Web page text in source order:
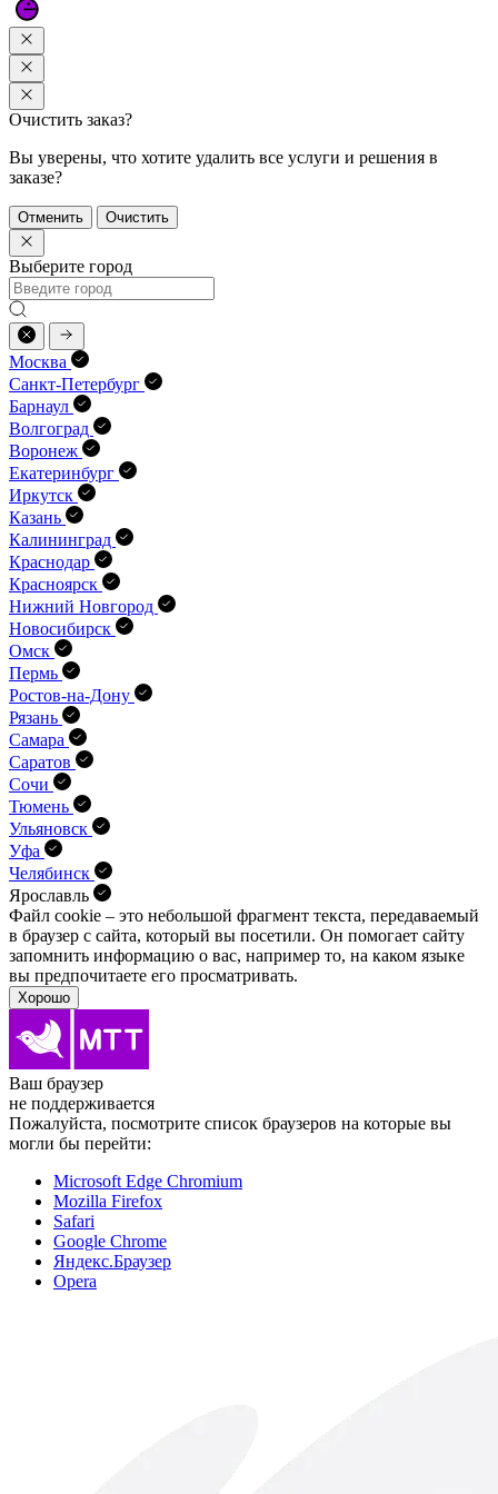
Очистить заказ?
Вы уверены, что хотите удалить все услуги и решения в
заказе?
Отменить Очистить
Выберите город
Москва
Санкт-Петербург
Барнаул
Волгоград
Воронеж
Екатеринбург
Иркутск
Казань
Калининград
Краснодар
Красноярск
Нижний Новгород
Новосибирск
Омск
Пермь
Ростов-на-Дону
Рязань
Самара
Саратов
Сочи
Тюмень
Ульяновск
Уфа
Челябинск
Ярославль
Файл cookie – это небольшой фрагмент текста, передава­емый
в браузер с сайта, который вы посетили. Он помо­гает сайту
запомнить информацию о вас, например то, на каком языке
вы предпочитаете его просматривать.
Хорошо
Ваш браузер
не поддерживается
Пожалуйста, посмотрите список браузеров на которые вы
могли бы перейти:
Microsoft Edge Chromium
Mozilla Firefox
Safari
Google Chrome
Яндекс.Браузер
Opera